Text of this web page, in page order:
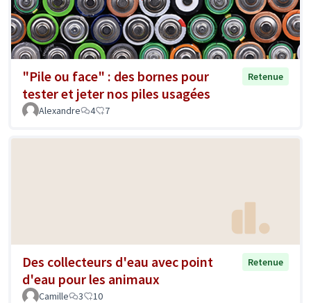
"Pile ou face" : des bornes pour
tester et jeter nos piles usagées
Retenue
Alexandre 4 7
Des collecteurs d'eau avec point
d'eau pour les animaux
Retenue
Camille 3 10